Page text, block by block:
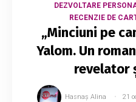
DEZVOLTARE
RECENZIE DE
„Minciuni pe
Yalom. Un
revelator
Hasnaș Alina 21